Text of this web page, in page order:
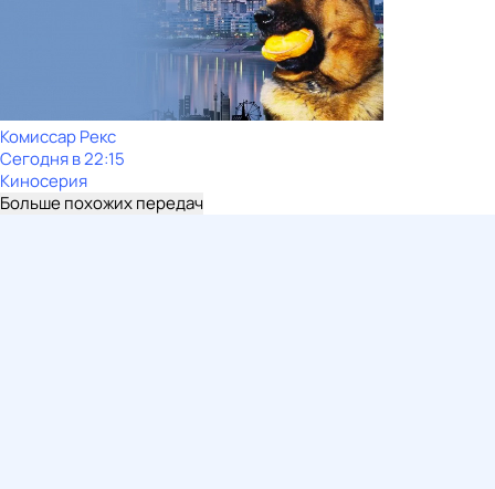
Комиссар Рекс
Сегодня в 22:15
Киносерия
Больше похожих передач